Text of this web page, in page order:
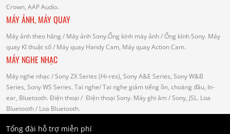
Crown, AAP Audio.
MÁY ẢNH, MÁY QUAY
Máy ảnh theo hãng / Máy ảnh Sony.Ống kính máy ảnh / Ống kính Sony. Máy
quay Kĩ thuật số/ Máy quay Handy Cam, Máy quay Action Cam.
MÁY NGHE NHẠC
Máy nghe nhạc / Sony ZX Series (Hi-res), Sony A&E Series, Sony W&B
Series, Sony WS Series. Tai nghe/ Tai nghe giảm tiếng ồn, choàng đầu, In-
ear, Bluetooth. Điện thoại / Điện thoại Sony. Máy ghi âm / Sony, JSL. Loa
Bluetooth/ Loa Bluetooth.
Tổng đài hỗ trợ miễn phí